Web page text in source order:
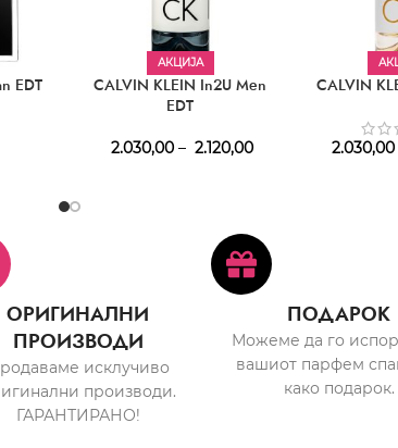
EDT
АКЦИЈА
CALVIN KLEIN In2U Men
EDT
2.030,00 – 2.120,00
CALVIN
2.030,00
ОРИГИНАЛНИ
ПРОИЗВОДИ
исклучиво
производи.
ГАРАНТИРАНО!
ПОДАРОК
Можеме да го
вашиот парфем
како подарок.